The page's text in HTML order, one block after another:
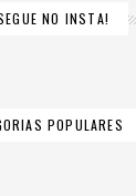
NO INSTA!
POPULARES